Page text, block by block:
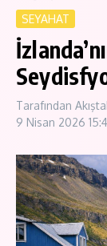
SEYAHAT
Tarafından
9 Nisan 2026